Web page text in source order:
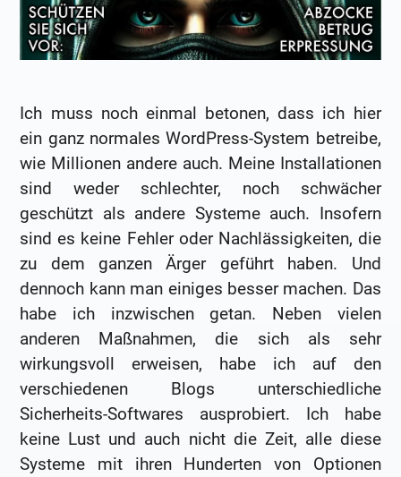
Ich muss noch einmal betonen, dass ich hier
ein ganz normales WordPress-System betreibe,
wie Millionen andere auch. Meine Installationen
sind weder schlechter, noch schwächer
geschützt als andere Systeme auch. Insofern
sind es keine Fehler oder Nachlässigkeiten, die
zu dem ganzen Ärger geführt haben. Und
dennoch kann man einiges besser machen. Das
habe ich inzwischen getan. Neben vielen
anderen Maßnahmen, die sich als sehr
wirkungsvoll erweisen, habe ich auf den
verschiedenen Blogs unterschiedliche
Sicherheits-Softwares ausprobiert. Ich habe
keine Lust und auch nicht die Zeit, alle diese
Systeme mit ihren Hunderten von Optionen